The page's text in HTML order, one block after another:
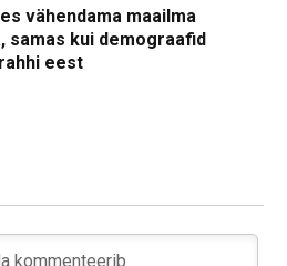
vähendama maailma
samas kui demograafid
eest